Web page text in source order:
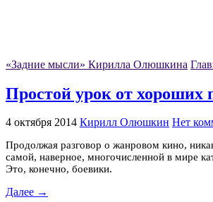
«Задние мысли» Кирилла Олюшкина
Простой урок от хороших
4 октября 2014 Кирилл Олюшкин Нет
Продолжая разговор о жанровом кино,
самой, наверное, многочисленной в мире
Это, конечно, боевики.
Далее →